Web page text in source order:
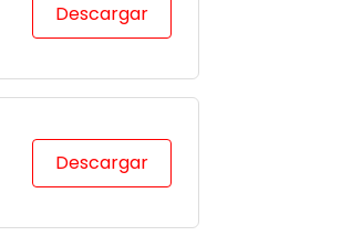
Descargar
Descargar